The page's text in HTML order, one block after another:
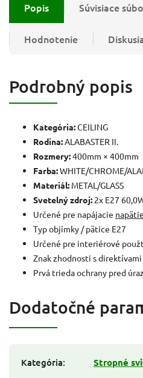
Popis Súvisiace
Hodnotenie
Podrobný popis
Kategória:CEILING
Rodina: ALABASTER II.
Rozmery:400mm × 400mm
Farba:WHITE/CHROME/
Materiál: METAL/GLASS
Svetelný zdroj: 2x E27
Určené pre napájacie napätie
Typ objímky / pätice E27
Určené pre interiérové
Znak zhodnosti s direktívami
Prvá trieda ochrany pred
Dodatočné
Kategória: Stropné